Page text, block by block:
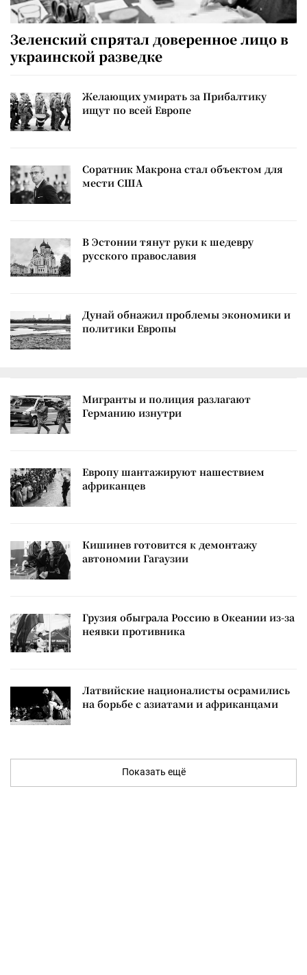
Зеленский спрятал доверенное лицо в
украинской разведке
Желающих умирать за Прибалтику
ищут по всей Европе
Соратник Макрона стал объектом для
мести США
В Эстонии тянут руки к шедевру
русского православия
Дунай обнажил проблемы экономики и
политики Европы
Мигранты и полиция разлагают
Германию изнутри
Европу шантажируют нашествием
африканцев
Кишинев готовится к демонтажу
автономии Гагаузии
Грузия обыграла Россию в Океании из-за
неявки противника
Латвийские националисты осрамились
на борьбе с азиатами и африканцами
Показать ещё